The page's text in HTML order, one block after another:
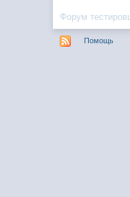
Форум
Помощь